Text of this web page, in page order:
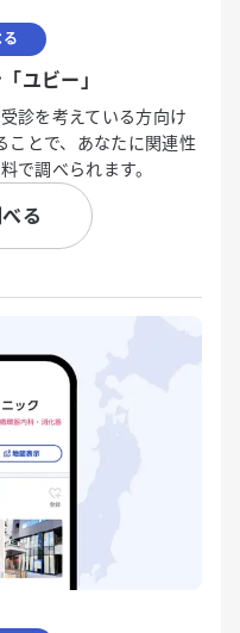
ユビー」
診を考えている方向け
とで、あなたに関連性
で調べられます。
る